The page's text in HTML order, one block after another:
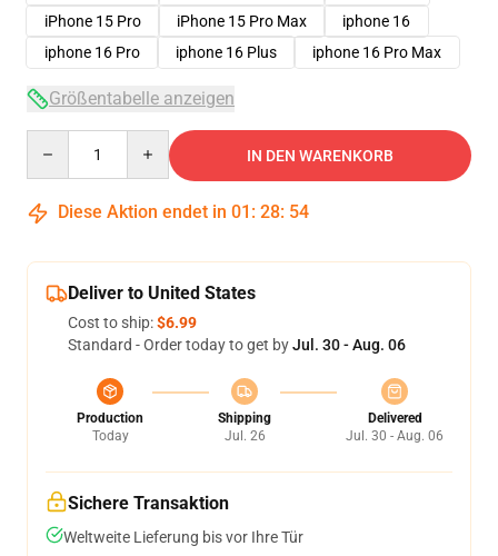
iPhone 15 Pro
iPhone 15 Pro Max
iphone 16
iphone 16 Pro
iphone 16 Plus iphone 16 Pro Max
Größentabelle anzeigen
IN DEN WARENKORB
Diese Aktion endet in 01 : 28: 54
Deliver to United States
Cost to ship:$6.99
Standard - Order today to get byJul. 30 - Aug. 06
Production
Today
Shipping
Jul. 26
Delivered
Jul. 30 - Aug. 06
Sichere Transaktion
Weltweite Lieferung bis vor Ihre Tür